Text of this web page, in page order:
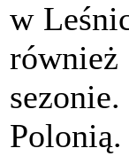
w
Polonią.